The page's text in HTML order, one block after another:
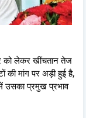
को लेकर खींचतान तेज
की मांग पर अड़ी हुई है,
उसका प्रमुख प्रभाव